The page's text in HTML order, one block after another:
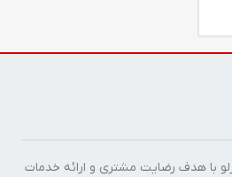
با هدف رضایت مشتری و ارائه خدمات